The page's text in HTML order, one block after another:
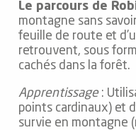
Le parcours de
montagne sans
feuille de route et
retrouvent, sous
cachés dans la forêt.
Apprentissage:
points cardinaux) et
survie en montagne